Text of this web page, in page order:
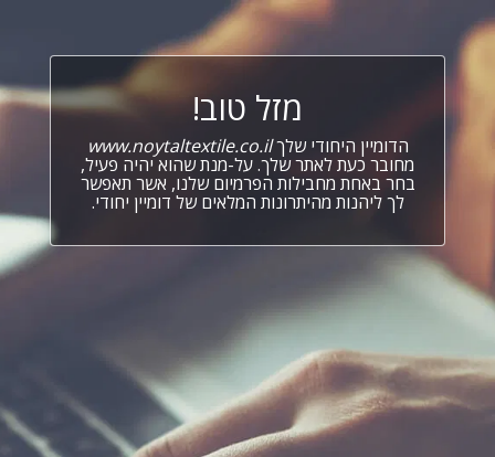
מזל טוב!
הדומיין היחודי שלךwww.noytaltextile.co.il
מחובר כעת לאתר שלך. על-מנת שהוא יהיה פעיל,
בחר באחת מחבילות הפרמיום שלנו, אשר תאפשר
לך ליהנות מהיתרונות המלאים של דומיין יחודי.